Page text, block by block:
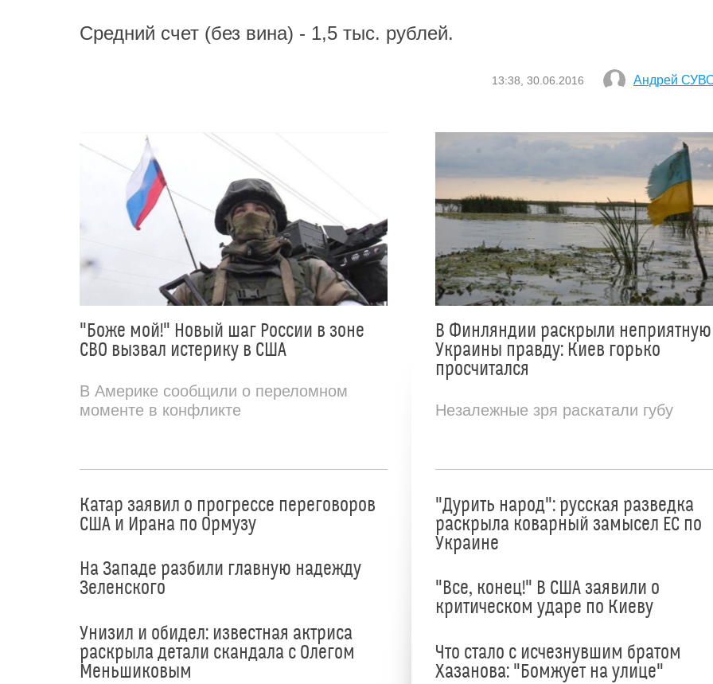
Средний счет (без вина) - 1,5 тыс. рублей.
13:38, 30.06.2016 Андрей
"Боже мой!" Новый шаг России в зоне
СВО вызвал истерику в США
В Америке сообщили о переломном
моменте в конфликте
Катар заявил о прогрессе переговоров
США и Ирана по Ормузу
На Западе разбили главную надежду
Зеленского
Унизил и обидел: известная актриса
раскрыла детали скандала с Олегом
Меньшиковым
В Финляндии раскрыли
Украины правду: Киев горько
просчитался
Незалежные зря раскатали губу
"Дурить народ": русская разведка
раскрыла коварный замысел ЕС по
Украине
"Все, конец!" В США заявили о
критическом ударе по Киеву
Что стало с исчезнувшим братом
Хазанова: "Бомжует на улице"